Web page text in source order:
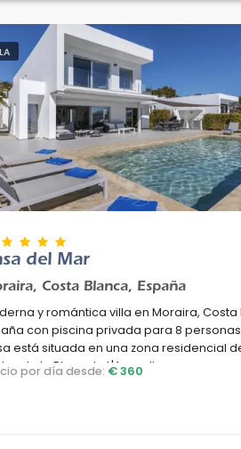
del Mar
Costa Blanca, España
y romántica villa en Moraira, Costa
con piscina privada para 8
está situada en una zona residencial
de la Playa de L'Ampolla.
por día desde: € 360